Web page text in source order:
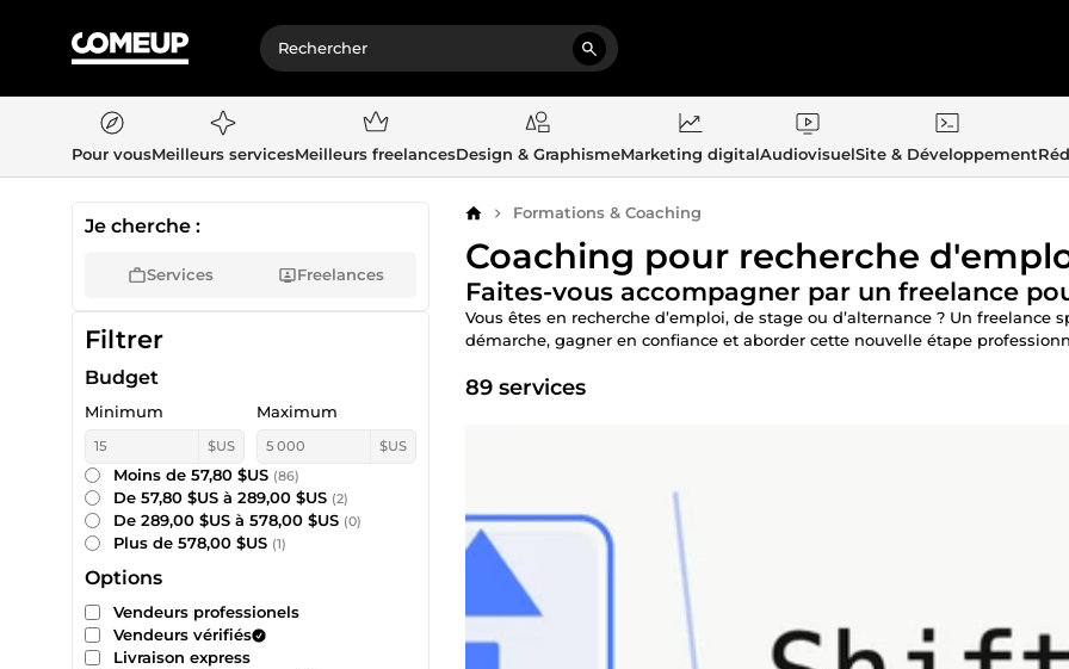
Pour vousMeilleurs servicesMeilleurs freelancesDesign & GraphismeMarketing digitalAudiovisuelSite & Développement
AccueilFormations & Coaching
Coaching pour recherche
Faites-vous accompagner par un freelance
Vous êtes en recherche d’emploi, de stage ou d’alternance ? Un
démarche, gagner en confiance et aborder cette nouvelle étape
89 services
Je cherche :
Services Freelances
Filtrer
Budget
Minimum
$US
Maximum
$US
Moins de 57,80 $US (86)
De 57,80 $US à 289,00 $US (2)
De 289,00 $US à 578,00 $US (0)
Plus de 578,00 $US (1)
Options
Vendeurs professionels
Vendeurs vérifiés
Livraison express